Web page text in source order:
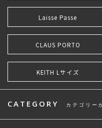
Laisse Passe
CLAUS PORTO
KEITH Lサイズ
CATEGORY カテゴリー